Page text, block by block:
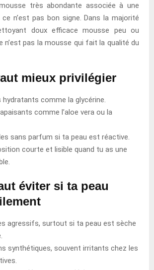
très abondante associée à une
n’est pas bon signe. Dans la majorité
doux efficace mousse peu ou
n’est pas la mousse qui fait la qualité du
mieux privilégier
hydratants comme la glycérine.
comme l’aloe vera ou la
sans parfum si ta peau est réactive.
courte et lisible quand tu as une
éviter si ta peau
agressifs, surtout si ta peau est sèche
synthétiques, souvent irritants chez les